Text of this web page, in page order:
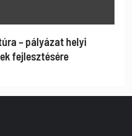
– pályázat helyi
fejlesztésére